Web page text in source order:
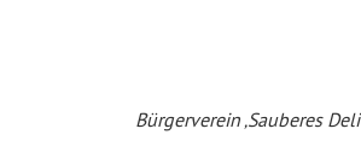
Bürgerverein ‚Sauberes